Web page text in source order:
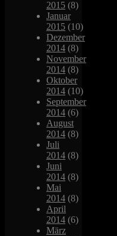
2015 (8)
Januar
2015 (10)
Dezember
2014 (8)
November
2014 (8)
Oktober
2014 (10)
September
2014 (6)
August
2014 (8)
Juli
2014 (8)
Juni
2014 (8)
Mai
2014 (8)
April
2014 (6)
März